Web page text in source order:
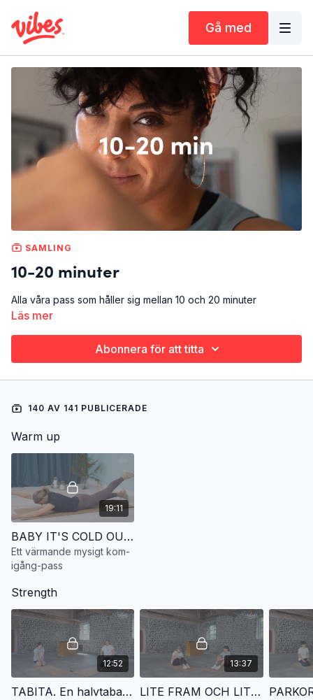
Gå med
SAMLING
10-20 minuter
Alla våra pass som håller sig mellan 10 och 20 minuter
Läs mer
Abonnera för att titta
140 AV 141 PUBLICERADE
Warm up
19:11
BABY IT'S COLD OUTSIDE. Ett värmande kom-igång-pass
Ett värmande mysigt kom-
igång-pass
Strength
12:52
TABITA. En halvtabata för hela kroppen
13:37
LITE FRAM OCH LITE BAK. Mage, rygg och lite rumpa i en kort cirkelträning